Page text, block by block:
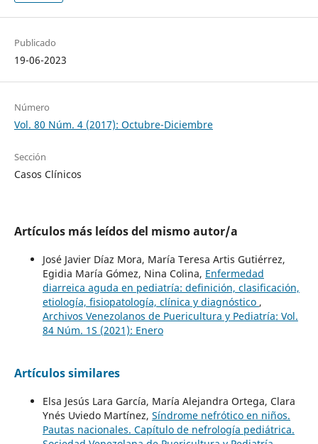
Publicado
19-06-2023
Número
Vol. 80 Núm. 4 (2017): Octubre-Diciembre
Sección
Casos Clínicos
Artículos más leídos del mismo autor/a
José Javier Díaz Mora, María Teresa Artis Gutiérrez,
Egidia María Gómez, Nina Colina, Enfermedad
diarreica aguda en pediatría: definición, clasificación,
etiología, fisiopatología, clínica y diagnóstico ,
Archivos Venezolanos de Puericultura y Pediatría: Vol.
84 Núm. 1S (2021): Enero
Artículos similares
Elsa Jesús Lara García, María Alejandra Ortega, Clara
Ynés Uviedo Martínez, Síndrome nefrótico en niños.
Pautas nacionales. Capítulo de nefrología pediátrica.